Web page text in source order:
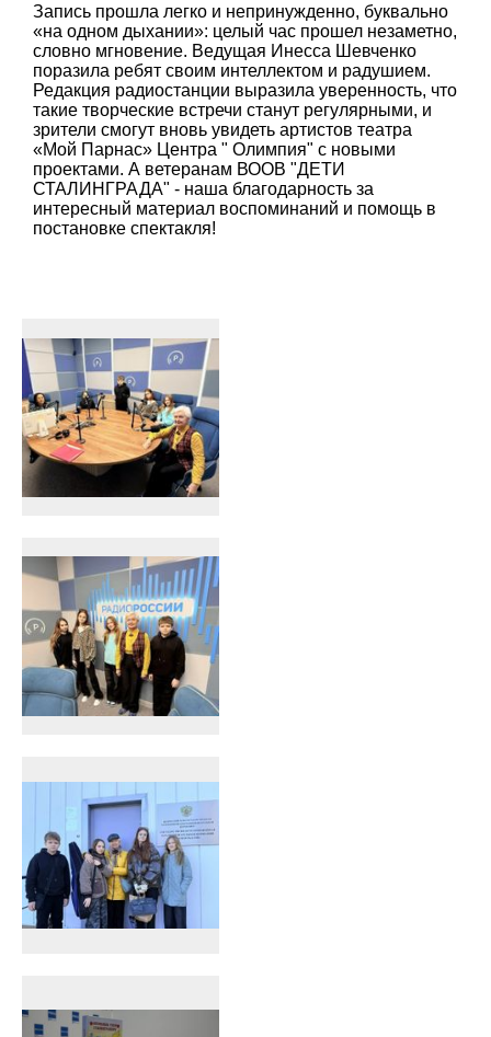
Запись прошла легко и непринужденно, буквально
«на одном дыхании»: целый час прошел незаметно,
словно мгновение. Ведущая Инесса Шевченко
поразила ребят своим интеллектом и радушием.
Редакция радиостанции выразила уверенность, что
такие творческие встречи станут регулярными, и
зрители смогут вновь увидеть артистов театра
«Мой Парнас» Центра " Олимпия" с новыми
проектами. А ветеранам ВООВ "ДЕТИ
СТАЛИНГРАДА" - наша благодарность за
интересный материал воспоминаний и помощь в
постановке спектакля!